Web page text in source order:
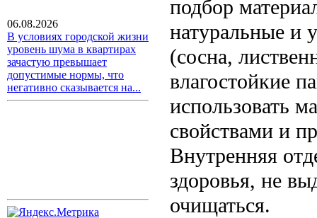
06.08.2026
В условиях городской жизни
уровень шума в квартирах
зачастую превышает
допустимые нормы, что
негативно сказывается на...
подбор
натуральные и
(сосна,
влагостойкие
использовать
свойствами и
Внутренняя
здоровья, не
очищаться.